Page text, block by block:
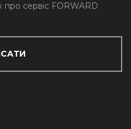
про сервіс FORWARD